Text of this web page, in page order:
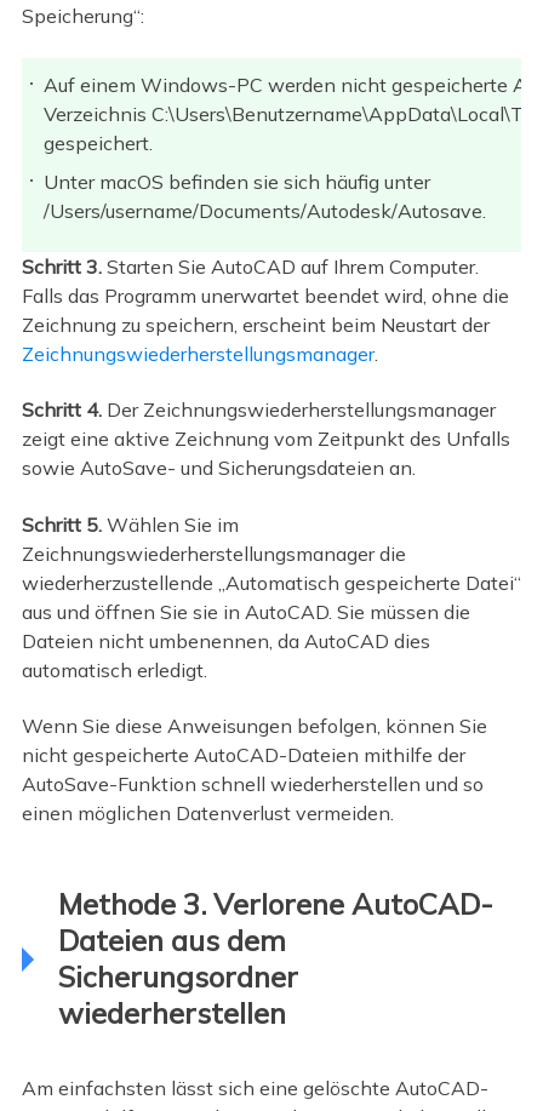
Speicherung“:
Auf einem Windows-PC werden nicht gespeicherte
Verzeichnis
gespeichert.
Unter macOS befinden sie sich häufig unter
/Users/username/Documents/Autodesk/Autosave.
Schritt 3.Starten Sie AutoCAD auf Ihrem Computer.
Falls das Programm unerwartet beendet wird, ohne die
Zeichnung zu speichern, erscheint beim Neustart der
Zeichnungswiederherstellungsmanager.
Schritt 4.Der Zeichnungswiederherstellungsmanager
zeigt eine aktive Zeichnung vom Zeitpunkt des Unfalls
sowie AutoSave- und Sicherungsdateien an.
Schritt 5.Wählen Sie im
Zeichnungswiederherstellungsmanager die
wiederherzustellende „Automatisch gespeicherte Datei“
aus und öffnen Sie sie in AutoCAD. Sie müssen die
Dateien nicht umbenennen, da AutoCAD dies
automatisch erledigt.
Wenn Sie diese Anweisungen befolgen, können Sie
nicht gespeicherte AutoCAD-Dateien mithilfe der
AutoSave-Funktion schnell wiederherstellen und so
einen möglichen Datenverlust vermeiden.
Methode 3. Verlorene AutoCAD-
Dateien aus dem
Sicherungsordner
wiederherstellen
Am einfachsten lässt sich eine gelöschte AutoCAD-